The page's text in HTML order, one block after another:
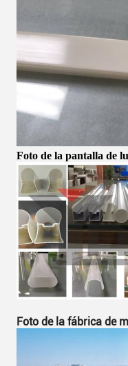
Foto de la pantalla de
Foto de la fábrica de